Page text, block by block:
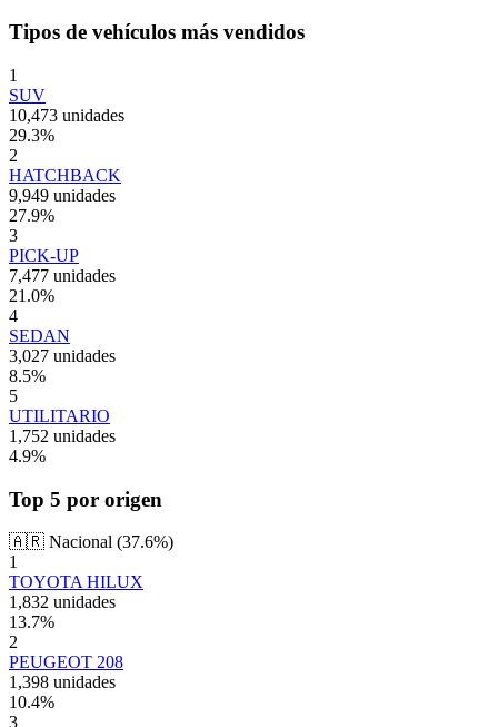
Tipos de vehículos más vendidos
1
SUV
10,473 unidades
29.3%
2
HATCHBACK
9,949 unidades
27.9%
3
PICK-UP
7,477 unidades
21.0%
4
SEDAN
3,027 unidades
8.5%
5
UTILITARIO
1,752 unidades
4.9%
Top 5 por origen
🇦🇷 Nacional (37.6%)
1
TOYOTA HILUX
1,832 unidades
13.7%
2
PEUGEOT 208
1,398 unidades
10.4%
3